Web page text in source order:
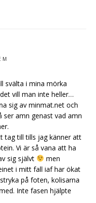
M
svälta i mina mörka
vill man inte heller…
sig av minmat.net och
ser amn genast vad amn
tag till tills jag känner att
Vi är så vana att ha
sig självt
men
i mitt fall iaf har ökat
på foten, kolisarna
Inte fasen hjälpte